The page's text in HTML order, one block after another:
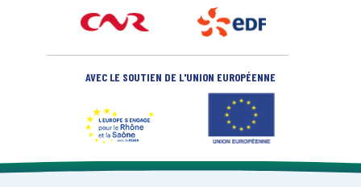
AVEC LE SOUTIEN DE L'UNION EUROPÉENNE